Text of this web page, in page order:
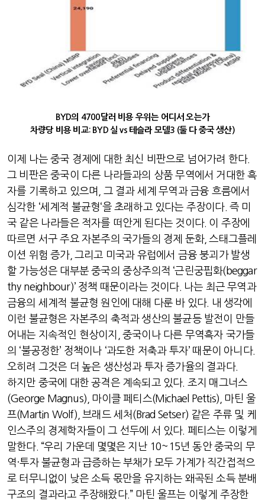
BYD의 4700달러 비용 우위는 어디서 오는가
차량당 비용 비교: BYD 실 vs 테슬라 모델3 (둘 다 중국 생산)
이제 나는 중국 경제에 대한 최신 비판으로 넘어가려 한다.
그 비판은 중국이 다른 나라들과의 상품 무역에서 거대한 흑
자를 기록하고 있으며
그 결과 세계 무역과 금융 흐름에서
심각한 ‘세계적 불균형‘을 초래하고 있다는 주장이다.즉 미
국 같은 나라들은 적자를 떠안게 된다는 것이다. 이 주장에
따르면 서구 주요 자본주의 국가들의 경제 둔화,스태그플레
이션 위험 증가,그리고 미국과 유럽에서 금융 붕괴가 발생
할 가능성은 대부분 중국의 중상주의적 ‘근린궁핍화(beggar
thy neighbour)’ 정책 때문이라는 것이다. 나는 최근 무역과
금융의 세계적 불균형 원인에 대해 다룬 바 있다. 내 생각에
이런 불균형은 자본주의 축적과 생산의 불균등 발전이 만들
어내는 지속적인 현상이지
,중국이나 다른 무역흑자 국가들
의 ‘불공정한’ 정책이나 ‘과도한 저축과 투자’ 때문이 아니다.
오히려 그것은 더 높은 생산성과 투자 증가율의 결과다.
하지만 중국에 대한 공격은 계속되고 있다. 조지 매그너스
(George Magnus), 마이클 페티스(Michael Pettis), 마틴 울
프(Martin Wolf),브래드 세처 (Brad Setser) 같은 주류 및 케
인스주의 경제학자들이 그 선두에 서 있다. 페티스는 이렇게
말한다. “우리 가운데 몇몇은 지난 10~15년 동안 중국의 무
역·투자 불균형과 급증하는 부채가 모두 가계가 직간접적으
로 터무니없이 낮은 소득 몫만을 유지하는 왜곡된 소득 분배
구조의 결과라고 주장해왔다.” 마틴 울프는 이렇게 주장한